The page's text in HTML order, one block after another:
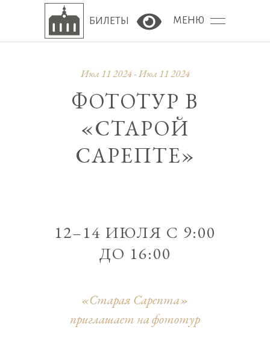
БИЛЕТЫ Версия сайта для
МЕНЮ
Июл 11 2024 - Июл 11 2024
ФОТОТУР В
«СТАРОЙ
САРЕПТЕ»
12–14 ИЮЛЯ С 9:00
ДО 16:00
«Старая Сарепта»
приглашает на фототур